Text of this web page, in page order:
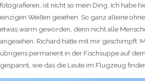
fotografieren, ist nicht so mein Ding. Ich habe
einzigen Weißen gesehen. So ganz alleine
etwas warm geworden, denn nicht alle
angesehen. Richard hätte mit mir geschimpft.
übrigens permanent in der Fischsuppe auf
gespannt, wie das die Leute im Flugzeug